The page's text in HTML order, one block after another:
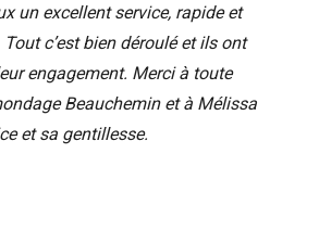
un excellent service, rapide et
c’est bien déroulé et ils ont
engagement. Merci à toute
Beauchemin et à Mélissa
et sa gentillesse.